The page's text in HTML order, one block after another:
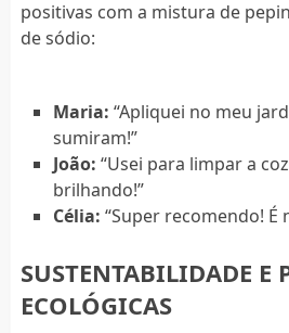
positivas com a mistura de
de sódio:
Maria: “Apliquei no meu
sumiram!”
João: “Usei para limpar a
brilhando!”
Célia: “Super recomendo! É
SUSTENTABILIDADE E
ECOLÓGICAS